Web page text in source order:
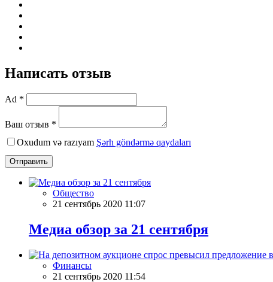
Написать отзыв
Ad *
Ваш отзыв *
Oxudum və razıyam Şərh göndərmə qaydaları
Отправить
Общество
21 сентябрь 2020 11:07
Meдиа обзор за 21 сентября
Финансы
21 сентябрь 2020 11:54